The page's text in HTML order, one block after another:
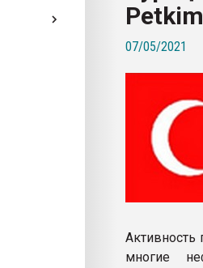
Всё, что касается
бутылок
ПЕРЕЙТИ НА
07/05/2021
Активность
многие